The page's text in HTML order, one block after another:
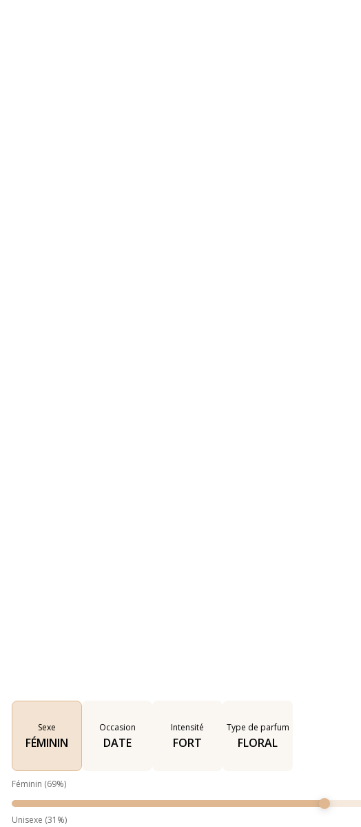
Sexe
FÉMININ
Occasion
DATE
Intensité
FORT
Type de parfum
FLORAL
Féminin (69%)
Unisexe (31 %)